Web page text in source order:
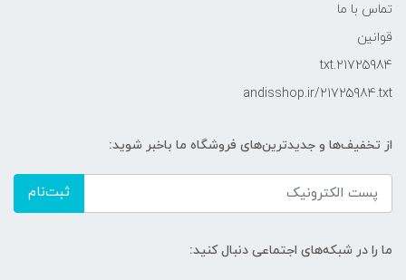
تماس با ما
قوانین
21725984.txt
andisshop.ir/21725984.txt
از تخفیف‌ها و جدیدترین‌های فروشگاه ما باخبر شوید:
ثبت‌نام
ما را در شبکه‌های اجتماعی دنبال کنید: